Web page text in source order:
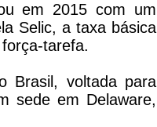
em 2015 com um
Selic, a taxa básica
tarefa.
Brasil, voltada para
sede em Delaware,